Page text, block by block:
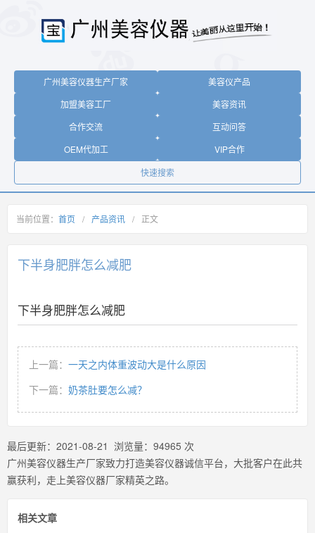
广州美容仪器生产厂家
美容仪产品
加盟美容工厂
美容资讯
合作交流
互动问答
OEM代加工
VIP合作
快速搜索
当前位置： 首页 / 产品资讯 / 正文
下半身肥胖怎么减肥
下半身肥胖怎么减肥
上一篇： 一天之内体重波动大是什么原因
下一篇： 奶茶肚要怎么减？
最后更新： 2021-08-21 浏览量： 94965 次
广州美容仪器生产厂家致力打造美容仪器诚信平台，大批客户在此共
赢获利，走上美容仪器厂家精英之路。
相关文章